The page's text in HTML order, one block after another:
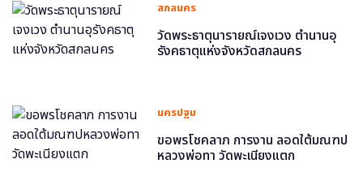
สกลนคร
วัดพระธาตุนารายณ์เจงเวง ตำนานอุ
รังคธาตุแห่งจังหวัดสกลนคร
นครปฐม
ขอพรโชคลาภ การงาน ลอดใต้มณฑป
หลวงพ่อทา วัดพะเนียงแตก